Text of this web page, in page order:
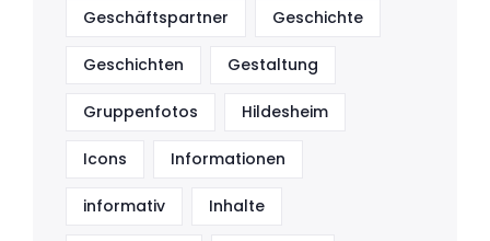
Geschäftspartner Geschichte
Geschichten Gestaltung
Gruppenfotos Hildesheim
Icons Informationen
informativ Inhalte